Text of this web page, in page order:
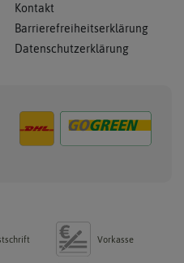
Kontakt
Barrierefreiheitserklärung
Datenschutzerklärung
Vorkasse